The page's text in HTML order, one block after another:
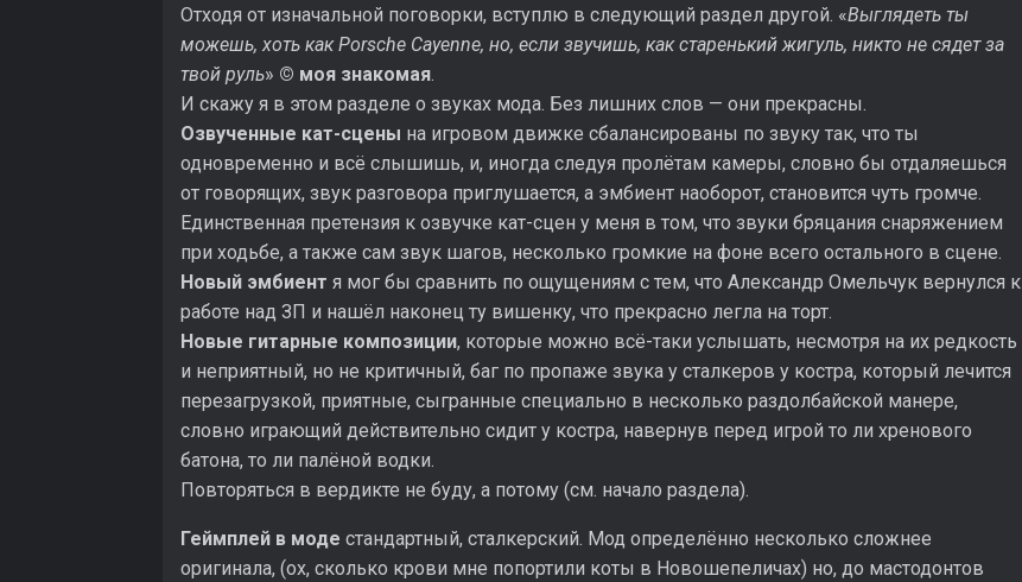
Отходя от изначальной поговорки, вступлю в следующий раздел другой. «Выглядеть ты
можешь, хоть как Porsche Cayenne, но, если звучишь, как старенький жигуль, никто не сядет за
твой руль» © моя знакомая.
И скажу я в этом разделе о звуках мода. Без лишних слов — они прекрасны.
Озвученные кат-сцены на игровом движке сбалансированы по звуку так, что ты
одновременно и всё слышишь, и, иногда следуя пролётам камеры, словно бы отдаляешься
от говорящих, звук разговора приглушается, а эмбиент наоборот, становится чуть громче.
Единственная претензия к озвучке кат-сцен у меня в том, что звуки бряцания снаряжением
при ходьбе, а также сам звук шагов, несколько громкие на фоне всего остального в сцене.
Новый эмбиент я мог бы сравнить по ощущениям с тем, что Александр Омельчук вернулся к
работе над ЗП и нашёл наконец ту вишенку, что прекрасно легла на торт.
Новые гитарные композиции, которые можно всё-таки услышать, несмотря на их редкость
и неприятный, но не критичный, баг по пропаже звука у сталкеров у костра, который лечится
перезагрузкой, приятные, сыгранные специально в несколько раздолбайской манере,
словно играющий действительно сидит у костра, навернув перед игрой то ли хренового
батона, то ли палёной водки.
Повторяться в вердикте не буду, а потому (см. начало раздела).
Геймплей в моде стандартный, сталкерский. Мод определённо несколько сложнее
оригинала, (ох, сколько крови мне попортили коты в Новошепеличах) но, до мастодонтов